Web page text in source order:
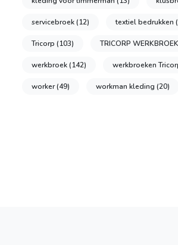
servicebroek(12) textiel bedrukken
Tricorp(103) TRICORP
werkbroek(142) werkbroeken
worker(49) workman kleding(20)